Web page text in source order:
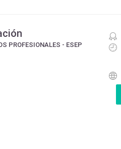
PROFESIONALES - ESEP